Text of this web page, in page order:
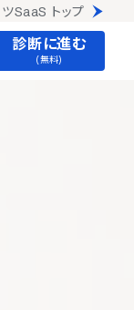
SaaS トップ
診断に進む
(無料)